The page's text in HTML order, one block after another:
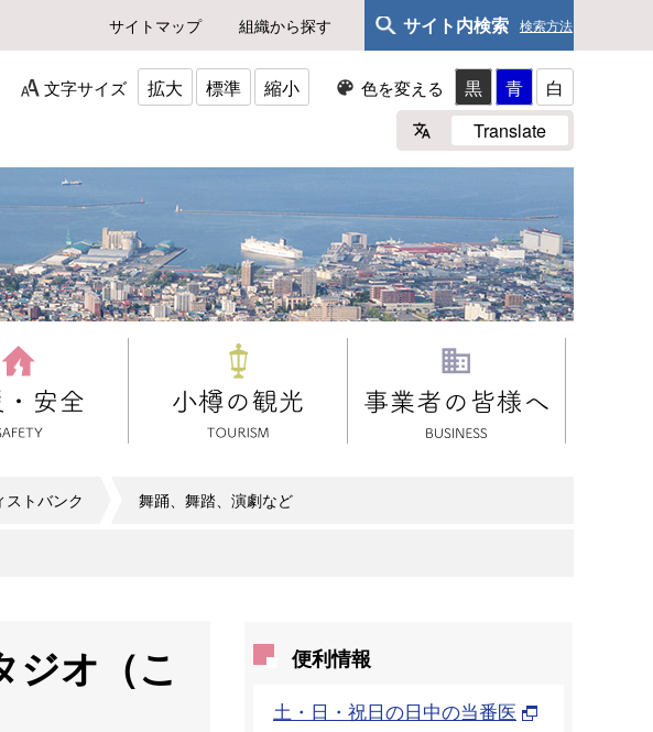
サイトマップ 組織から探す サイト内検索 検索方法
文字サイズ 拡大 標準 縮小 色を変える 黒 青
白
Translate
ストバンク 舞踊、舞踏、演劇など
オ（こ
便利情報
土・日・祝日の日中の当番医